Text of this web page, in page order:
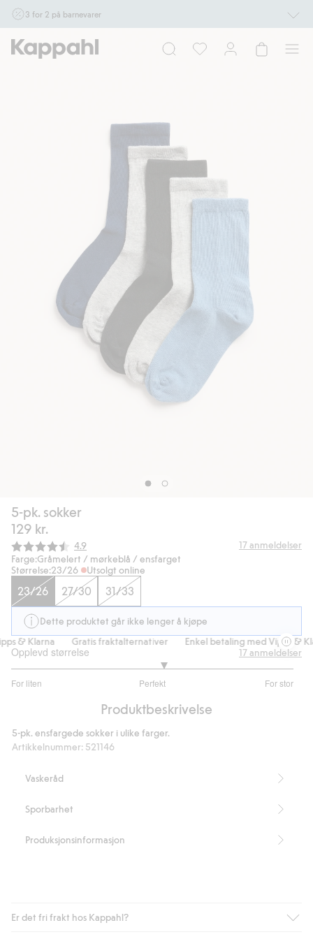
3 for 2 på barnevarer
17/8 i butikk & online for deg som er eller blir medlem. Kan ikke kombineres med
andre tilbud eller rabatter.
5-pk. sokker
129 kr.
Gjennomsnittskarakter:
4.9 17anmeldelser
Farge:Gråmelert / mørkeblå / ensfarget
Størrelse:23/26 Utsolgt online
23/26 27/30 31/33
Dette produktet går ikke lenger å kjøpe
& Klarna
Gratis fraktalternativer Enkel betaling med Vipps &
Opplevd størrelse
For liten Perfekt For stor
av
13
stemmer
17anmeldelser
Produktbeskrivelse
5-pk. ensfargede sokker i ulike farger.
Artikkelnummer: 521146
Vaskeråd
Sporbarhet
Produksjonsinformasjon
Er det fri frakt hos Kappahl?